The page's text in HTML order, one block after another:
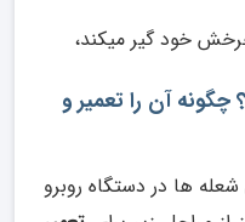
خود گیر میکند،
آن را تعمیر و
ها در دستگاه روبرو